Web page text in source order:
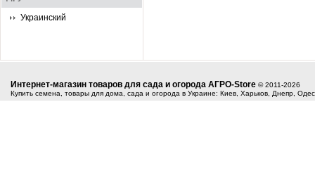
Украинский
Интернет-магазин товаров для сада и огорода АГРО-Store © 2011-2026
Купить семена, товары для дома, сада и огорода в Украине: Киев, Харьков, Днепр,